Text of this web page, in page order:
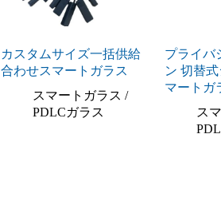
カスタムサイズ一括供給
合わせスマートガラス
スマートガラス /
PDLCガラス
プライバ
ン 切替
マートガ
ス